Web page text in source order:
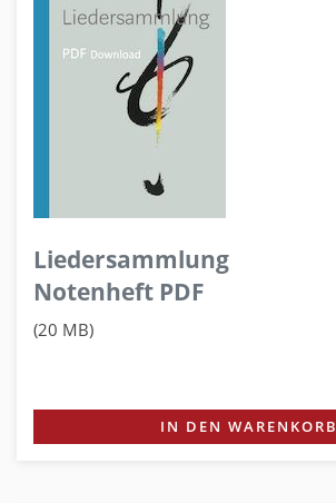
Liedersammlung
Notenheft PDF
(20 MB)
IN DEN WARENKORB